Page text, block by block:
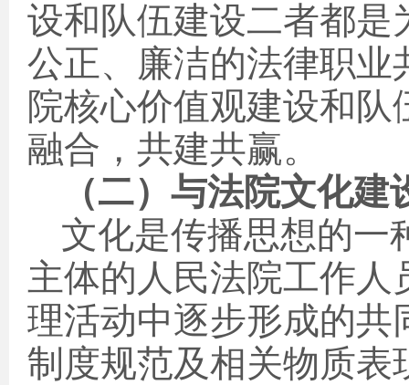
设和队伍建设二者都是
公正、廉洁的法律职业
院核心价值观建设和
融合，共建共赢。
（二）与法院文化建
文化是传播思想的一
主体的人民法院工作
理活动中逐步形成的共
制度规范及相关物质表